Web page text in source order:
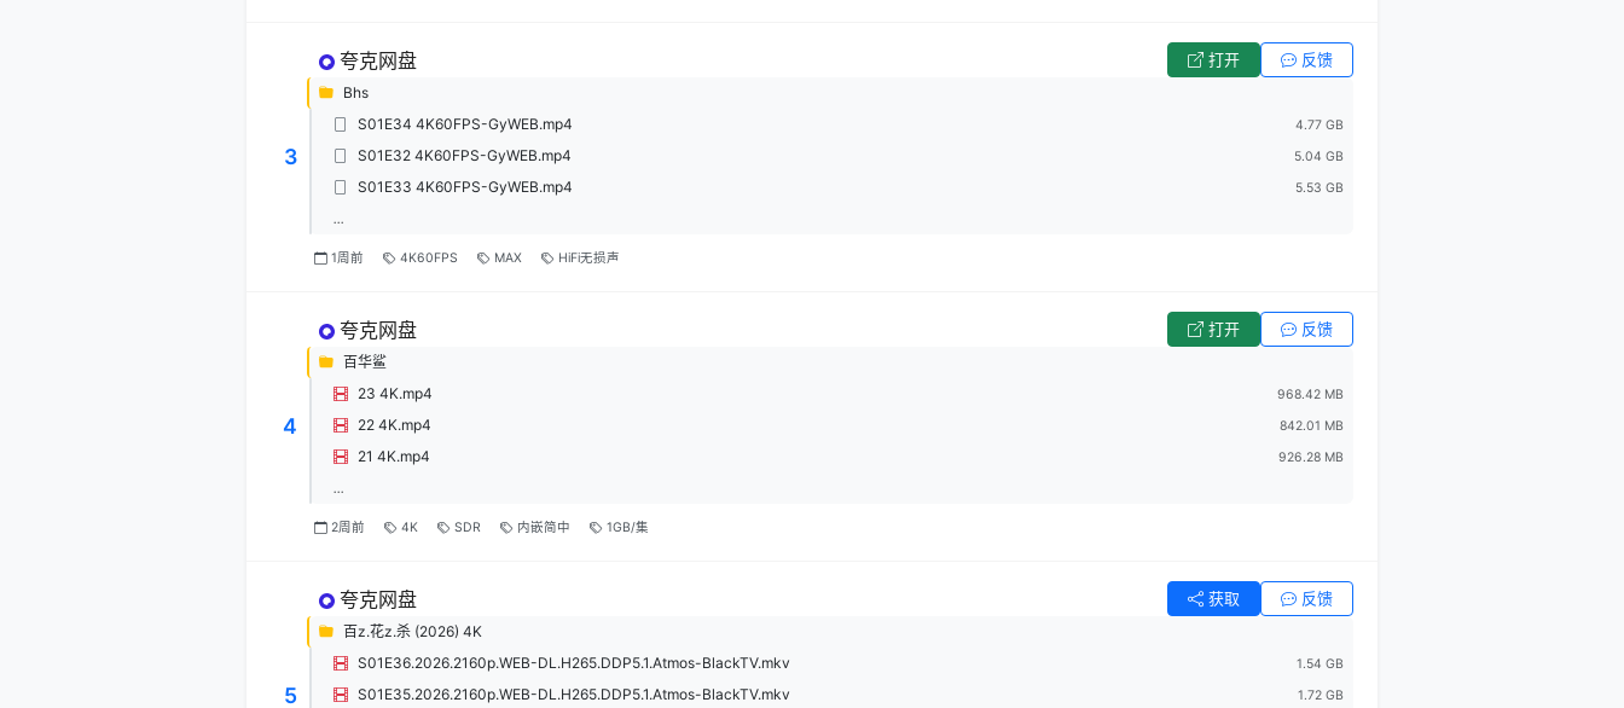
3
夸克网盘 打开 反馈
Bhs
S01E34 4K60FPS-GyWEB.mp4
4.77 GB
S01E32 4K60FPS-GyWEB.mp4 5.04 GB
S01E33 4K60FPS-GyWEB.mp4 5.53 GB
...
1周前 4K60FPS MAX HiFi无损声
4
夸克网盘 打开 反馈
百华鲨
23 4K.mp4
968.42 MB
22 4K.mp4 842.01 MB
21 4K.mp4 926.28 MB
...
2周前 4K SDR 内嵌简中 1GB/集
5
夸克网盘 获取 反馈
百z.花z.杀 (2026) 4K
S01E36.2026.2160p.WEB-DL.H265.DDP5.1.Atmos-BlackTV.mkv
1.54 GB
S01E35.2026.2160p.WEB-DL.H265.DDP5.1.Atmos-BlackTV.mkv 1.72 GB